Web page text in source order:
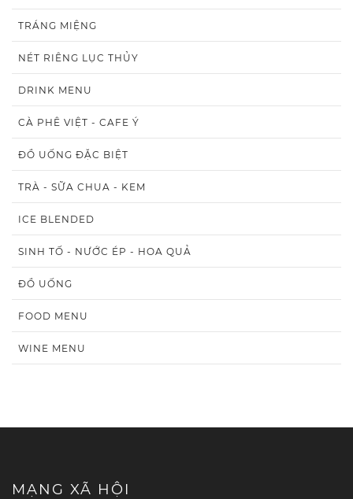
TRÁNG MIỆNG
NÉT RIÊNG LỤC THỦY
DRINK MENU
CÀ PHÊ VIỆT - CAFE Ý
ĐỒ UỐNG ĐẶC BIỆT
TRÀ - SỮA CHUA - KEM
ICE BLENDED
SINH TỐ - NƯỚC ÉP - HOA QUẢ
ĐỒ UỐNG
FOOD MENU
WINE MENU
MẠNG XÃ HỘI